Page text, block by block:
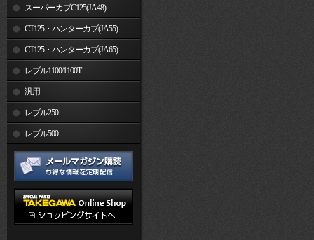
スーパーカブC125(JA48)
CT125・ハンターカブ(JA55)
CT125・ハンターカブ(JA65)
レブル1100/1100T
汎用
レブル250
レブル500